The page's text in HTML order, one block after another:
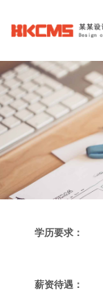
学历要求：
薪资待遇：